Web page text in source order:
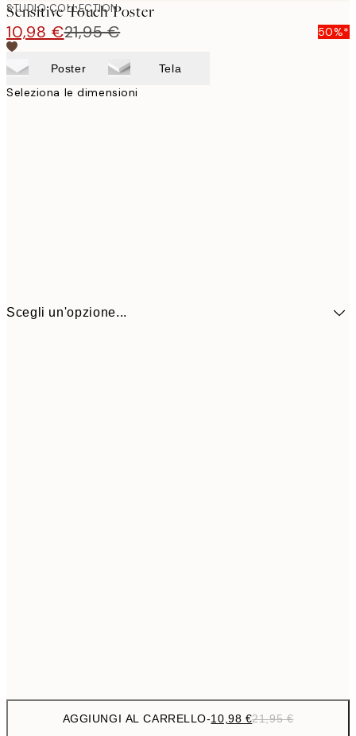
STUDIO COLLECTION
Sensitive Touch Poster
10,98 €21,95 € 50%*
Poster Tela
Seleziona le dimensioni
Scegli un'opzione...
AGGIUNGI AL CARRELLO-10,98 €21,95 €